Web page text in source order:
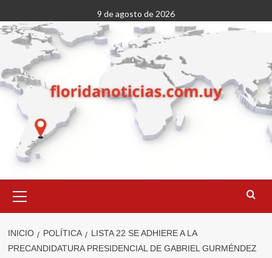
al
contenido
9 de agosto de 2026
primario
INICIO POLÍTICA
LISTA 22 SE ADHIERE A LA
PRECANDIDATURA PRESIDENCIAL DE GABRIEL GURMÉNDEZ